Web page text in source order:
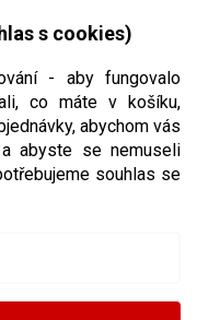
s cookies)
- aby fungovalo
co máte v košíku,
abychom vás
a abyste se nemuseli
souhlas se
NÁKUPNÍ